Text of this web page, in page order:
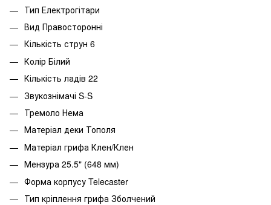
Тип Електрогітари
Вид Правосторонні
Кількість струн 6
Колір Білий
Кількість ладів 22
Звукознімачі S-S
Тремоло Нема
Матеріал деки Тополя
Матеріал грифа Клен/Клен
Мензура 25.5" (648 мм)
Форма корпусу Telecaster
Тип кріплення грифа Зболчений